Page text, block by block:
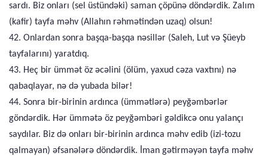
sardı. Biz onları (sel üstündəki) saman çöpünə döndərdik. Zalım
(kafir) tayfa məhv (Allahın rəhmətindən uzaq) olsun!
42. Onlardan sonra başqa-başqa nəsillər (Saleh, Lut və Şüeyb
tayfalarını) yaratdıq.
43. Heç bir ümmət öz əcəlini (ölüm, yaxud cəza vaxtını) nə
qabaqlayar, nə də yubada bilər!
44. Sonra bir-birinin ardınca (ümmətlərə) peyğəmbərlər
göndərdik. Hər ümmətə öz peyğəmbəri gəldikcə onu yalançı
saydılar. Biz də onları bir-birinin ardınca məhv edib (izi-tozu
qalmayan) əfsanələrə döndərdik. İman gətirməyən tayfa məhv